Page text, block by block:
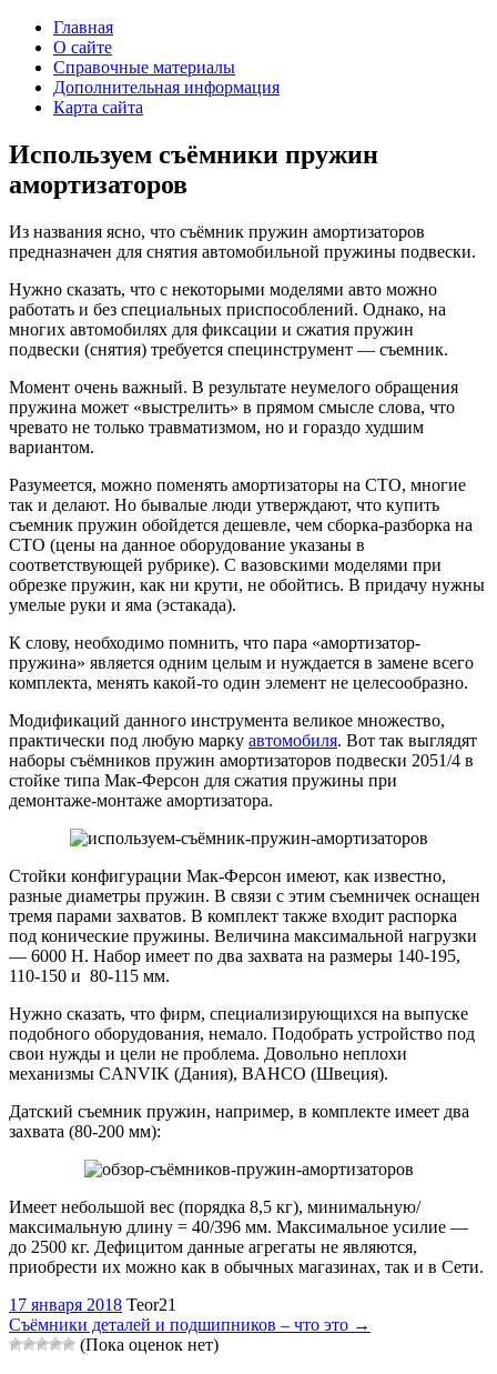
Главная
О сайте
Справочные материалы
Дополнительная информация
Карта сайта
Используем съёмники пружин
амортизаторов
Из названия ясно, что съёмник пружин амортизаторов
предназначен для снятия автомобильной пружины подвески.
Нужно сказать, что с некоторыми моделями авто можно
работать и без специальных приспособлений. Однако, на
многих автомобилях для фиксации и сжатия пружин
подвески (снятия) требуется специнструмент — съемник.
Момент очень важный. В результате неумелого обращения
пружина может «выстрелить» в прямом смысле слова, что
чревато не только травматизмом, но и гораздо худшим
вариантом.
Разумеется, можно поменять амортизаторы на СТО, многие
так и делают. Но бывалые люди утверждают, что купить
съемник пружин обойдется дешевле, чем сборка-разборка на
СТО (цены на данное оборудование указаны в
соответствующей рубрике). С вазовскими моделями при
обрезке пружин, как ни крути, не обойтись. В придачу нужны
умелые руки и яма (эстакада).
К слову, необходимо помнить, что пара «амортизатор-
пружина» является одним целым и нуждается в замене всего
комплекта, менять какой-то один элемент не целесообразно.
Модификаций данного инструмента великое множество,
практически под любую марку автомобиля. Вот так выглядят
наборы съёмников пружин амортизаторов подвески 2051/4 в
стойке типа Мак-Ферсон для сжатия пружины при
демонтаже-монтаже амортизатора.
Стойки конфигурации Мак-Ферсон имеют, как известно,
разные диаметры пружин. В связи с этим съемничек оснащен
тремя парами захватов. В комплект также входит распорка
под конические пружины. Величина максимальной нагрузки
— 6000 Н. Набор имеет по два захвата на размеры 140-195,
110-150 и 80-115 мм.
Нужно сказать, что фирм, специализирующихся на выпуске
подобного оборудования, немало. Подобрать устройство под
свои нужды и цели не проблема. Довольно неплохи
механизмы CANVIK (Дания), BAHCO (Швеция).
Датский съемник пружин, например, в комплекте имеет два
захвата (80-200 мм):
Имеет небольшой вес (порядка 8,5 кг), минимальную/
максимальную длину = 40/396 мм. Максимальное усилие —
до 2500 кг. Дефицитом данные агрегаты не являются,
приобрести их можно как в обычных магазинах, так и в Сети.
17 января 2018 Teor21
Съёмники деталей и подшипников – что это →
(Пока оценок нет)